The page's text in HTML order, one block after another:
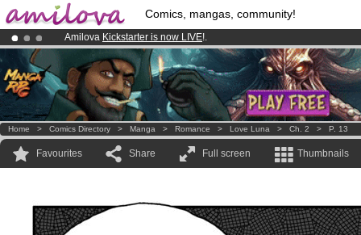
Comics, mangas, community!
Amilova Kickstarter is now LIVE!.
Premium membership from3.95 eurosper month !Get membership
Already 100000membersand 1000 comics & mangas!.
Home > Comics Directory > Manga > Romance > Love Luna > Ch. 2 > P. 13
Favourites Share Full screen Thumbnails